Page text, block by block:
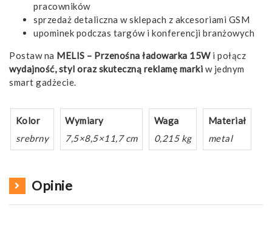
pracowników
sprzedaż detaliczna w sklepach z akcesoriami GSM
upominek podczas targów i konferencji branżowych
Postaw na MELIS – Przenośna ładowarka 15Wi połącz
wydajność, styl oraz skuteczną reklamę marki w jednym
smart gadżecie.
Kolor
srebrny
Wymiary
7,5×8,5×11,7 cm
Waga
0,215 kg
Materiał
metal
Opinie